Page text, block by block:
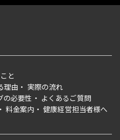
と
理由
実際の流れ
の必要性
よくあるご質問
料金案内 健康経営担当者様へ